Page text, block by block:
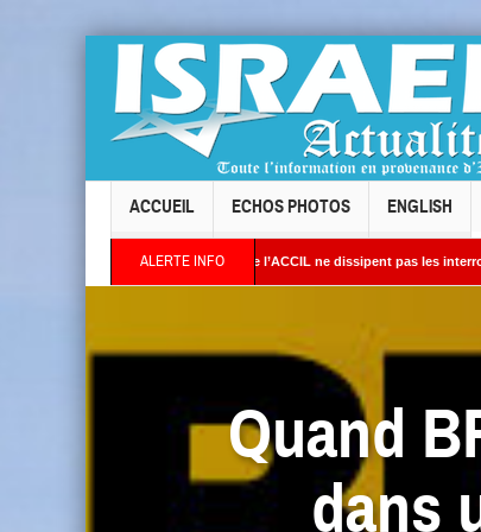
ACCUEIL ECHOS PHOTOS ENGLISH
ALERTE INFO
du président de l’ACCIL ne dissipent pas les interrogations.
Quand
dans